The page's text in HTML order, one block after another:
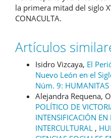
la primera mitad del siglo
CONACULTA.
Artículos
Isidro Vizcaya, El
Nuevo León en el
Núm. 9:
Alejandra Requena,
POLÍTICO DE
INTENSIFICACIÓN
INTERCULTURAL ,